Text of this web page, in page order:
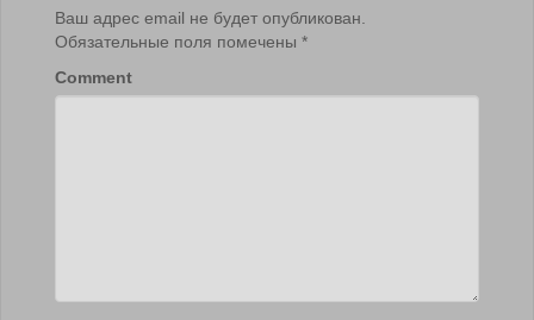
Ваш адрес email не будет опубликован.
Обязательные поля помечены *
Comment